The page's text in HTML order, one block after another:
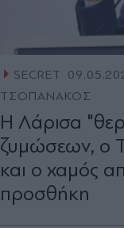
SECRET
ΤΣΟΠΑΝΑΚΟΣ
Η Λάρισα
ζυμώσεων, ο
και ο χαμός
προσθήκη